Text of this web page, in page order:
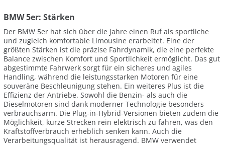
BMW 5er: Stärken
Der BMW 5er hat sich über die Jahre einen Ruf als sportliche
und zugleich komfortable Limousine erarbeitet. Eine der
größten Stärken ist die präzise Fahrdynamik, die eine perfekte
Balance zwischen Komfort und Sportlichkeit ermöglicht. Das gut
abgestimmte Fahrwerk sorgt für ein sicheres und agiles
Handling, während die leistungsstarken Motoren für eine
souveräne Beschleunigung stehen. Ein weiteres Plus ist die
Effizienz der Antriebe. Sowohl die Benzin- als auch die
Dieselmotoren sind dank moderner Technologie besonders
verbrauchsarm. Die Plug-in-Hybrid-Versionen bieten zudem die
Möglichkeit, kurze Strecken rein elektrisch zu fahren, was den
Kraftstoffverbrauch erheblich senken kann. Auch die
Verarbeitungsqualität ist herausragend. BMW verwendet